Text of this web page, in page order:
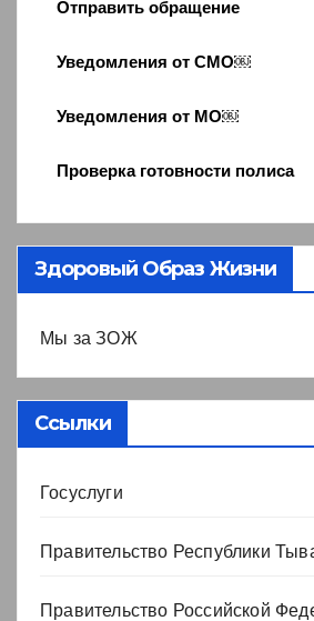
Отправить обращение
Уведомления от СМО￼
Уведомления от МО￼
Проверка готовности полиса
Здоровый Образ Жизни
Мы за ЗОЖ
Ссылки
Госуслуги
Правительство Республики
Правительство Российской